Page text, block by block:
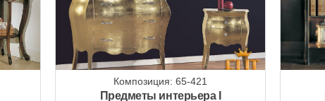
Композиция: 65-421
Предметы интерьера I